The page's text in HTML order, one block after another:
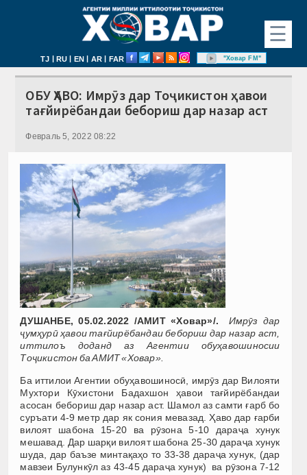
☰
TJ | RU | EN | AR | FAR "Ховар FM"
ОБУ ҲАВО: Имрӯз дар Тоҷикистон ҳавои
тағйирёбандаи бебориш дар назар аст
Февраль 5, 2022 08:22
ДУШАНБЕ, 05.02.2022 /АМИТ «Ховар»/. Имрӯз дар
ҷумҳурӣҳавои тағйирёбандаи бебориш дар назар аст,
иттилоъ доданд аз Агентии обуҳавошиносии
Тоҷикистон ба АМИТ «Ховар».
Ба иттилои Агентии обуҳавошиносӣ, имрӯз дар Вилояти
Мухтори Кӯхистони Бадахшон ҳавои тағйирёбандаи
асосан бебориш дар назар аст. Шамол аз самти ғарб бо
суръати 4-9 метр дар як сония мевазад. Ҳаво дар ғарби
вилоят шабона 15-20 ва рӯзона 5-10 дараҷа хунук
мешавад. Дар шарқи вилоят шабона 25-30 дараҷа хунук
шуда, дар баъзе минтақаҳо то 33-38 дараҷа хунук, (дар
мавзеи Булункӯл аз 43-45 дараҷа хунук) ва рӯзона 7-12